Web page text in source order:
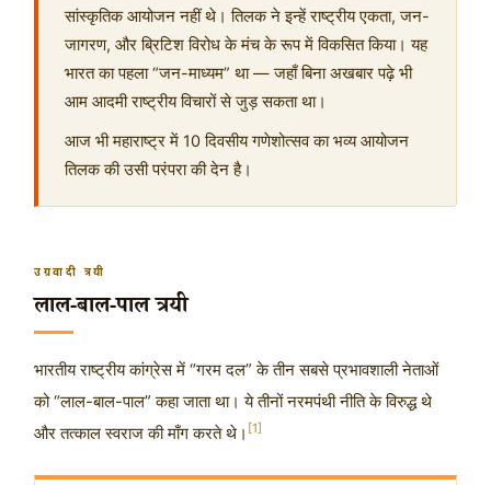
सांस्कृतिक आयोजन नहीं थे। तिलक ने इन्हें राष्ट्रीय एकता, जन-
जागरण, और ब्रिटिश विरोध के मंच के रूप में विकसित किया। यह
भारत का पहला “जन-माध्यम” था — जहाँ बिना अखबार पढ़े भी
आम आदमी राष्ट्रीय विचारों से जुड़ सकता था।
आज भी महाराष्ट्र में 10 दिवसीय गणेशोत्सव का भव्य आयोजन
तिलक की उसी परंपरा की देन है।
उग्रवादी त्रयी
लाल-बाल-पाल त्रयी
भारतीय राष्ट्रीय कांग्रेस में “गरम दल” के तीन सबसे प्रभावशाली नेताओं
को “लाल-बाल-पाल” कहा जाता था। ये तीनों नरमपंथी नीति के विरुद्ध थे
और तत्काल स्वराज की माँग करते थे। [1]